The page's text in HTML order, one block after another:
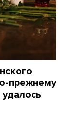
прежнему